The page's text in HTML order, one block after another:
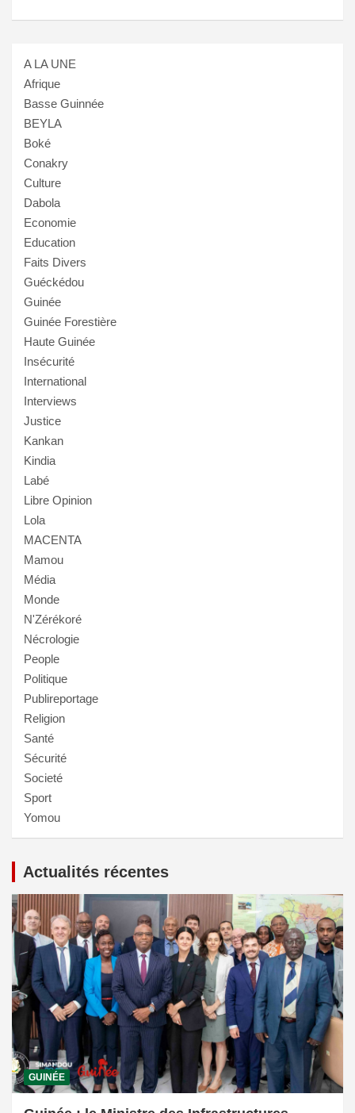
A LA UNE
Afrique
Basse Guinnée
BEYLA
Boké
Conakry
Culture
Dabola
Economie
Education
Faits Divers
Guéckédou
Guinée
Guinée Forestière
Haute Guinée
Insécurité
International
Interviews
Justice
Kankan
Kindia
Labé
Libre Opinion
Lola
MACENTA
Mamou
Média
Monde
N'Zérékoré
Nécrologie
People
Politique
Publireportage
Religion
Santé
Sécurité
Societé
Sport
Yomou
Actualités récentes
GUINÉE